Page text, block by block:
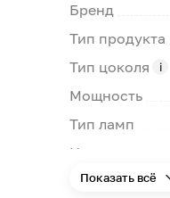
Бренд
Тип продукта
Тип цоколя
Мощность
Тип ламп
Номинальное
Цветовая
Показать всё